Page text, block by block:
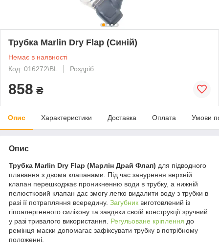
Трубка Marlin Dry Flap (Синій)
Немає в наявності
Код: 016272\BL
Роздріб
858 ₴
Опис Характеристики Доставка Оплата Умови
Опис
Трубка Marlin Dry Flap (Марлін Драй Флап) для підводного
плавання з двома клапанами. Під час занурення верхній
клапан перешкоджає проникненню води в трубку, а нижній
пелюстковий клапан дає змогу легко видалити воду з трубки в
разі її потрапляння всередину. Загубник виготовлений із
гіпоалергенного силікону та завдяки своїй конструкції зручний
у разі тривалого використання. Регульоване кріплення до
ремінця маски допомагає зафіксувати трубку в потрібному
положенні.